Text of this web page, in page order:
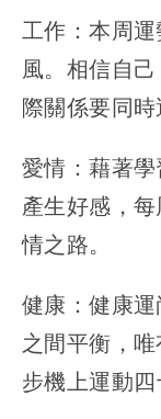
工作：本周
風。相信自
際關係要同時
愛情：藉著
產生好感，
情之路。
健康：健康
之間平衡，
步機上運動